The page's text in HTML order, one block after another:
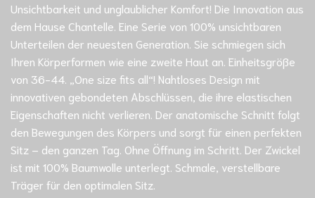
Unsichtbarkeit und unglaublicher Komfort! Die Innovation aus
dem Hause Chantelle. Eine Serie von 100% unsichtbaren
Unterteilen der neuesten Generation. Sie schmiegen sich
Ihren Körperformen wie eine zweite Haut an. Einheitsgröße
von 36-44. „One size fits all“! Nahtloses Design mit
innovativen gebondeten Abschlüssen, die ihre elastischen
Eigenschaften nicht verlieren. Der anatomische Schnitt folgt
den Bewegungen des Körpers und sorgt für einen perfekten
Sitz – den ganzen Tag. Ohne Öffnung im Schritt. Der Zwickel
ist mit 100% Baumwolle unterlegt. Schmale, verstellbare
Träger für den optimalen Sitz.